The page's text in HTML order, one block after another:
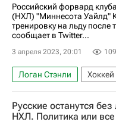
Российский форвард
(НХЛ) "Миннесота Уайлд"
тренировку на льду после
сообщает в Twitter...
3 апреля 2023, 20:01 109
Логан Стэнли Хоккей
Кирилл Капризов
Национальная
Русские останутся
НХЛ. Политика или все